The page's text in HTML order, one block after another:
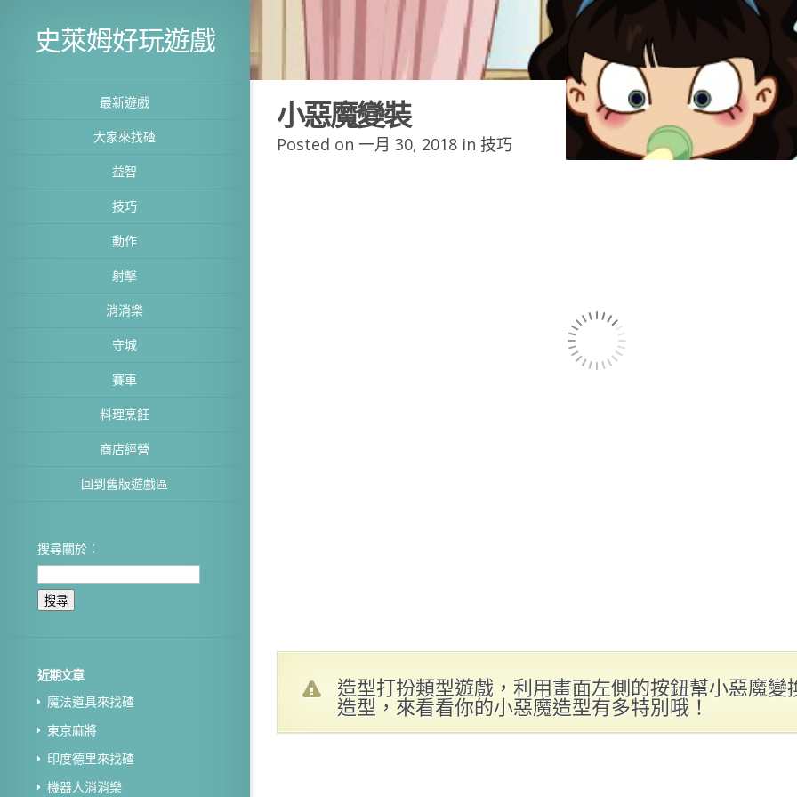
史萊姆好玩遊戲
最新遊戲
大家來找碴
益智
技巧
動作
射擊
消消樂
守城
賽車
料理烹飪
商店經營
回到舊版遊戲區
搜尋關於：
近期文章
魔法道具來找碴
東京麻將
印度德里來找碴
機器人消消樂
小惡魔變裝
Posted on 一月 30, 2018 in 技巧
造型打扮類型遊戲，利用畫面左側的按鈕幫小惡魔變
造型，來看看你的小惡魔造型有多特別哦！